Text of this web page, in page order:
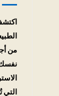
من
نفسك